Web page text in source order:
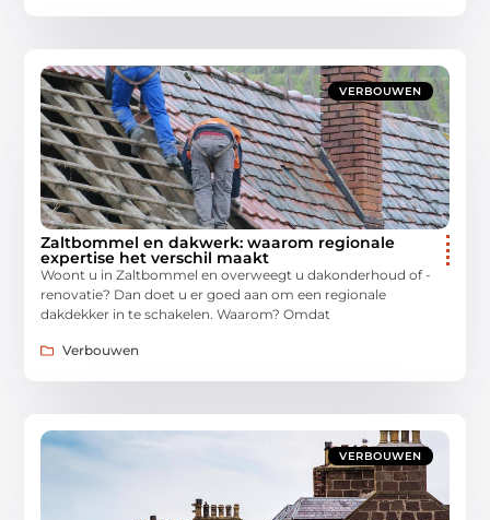
VERBOUWEN
Zaltbommel en dakwerk: waarom regionale
expertise het verschil maakt
Woont u in Zaltbommel en overweegt u dakonderhoud of -
renovatie? Dan doet u er goed aan om een regionale
dakdekker in te schakelen. Waarom? Omdat
Verbouwen
VERBOUWEN